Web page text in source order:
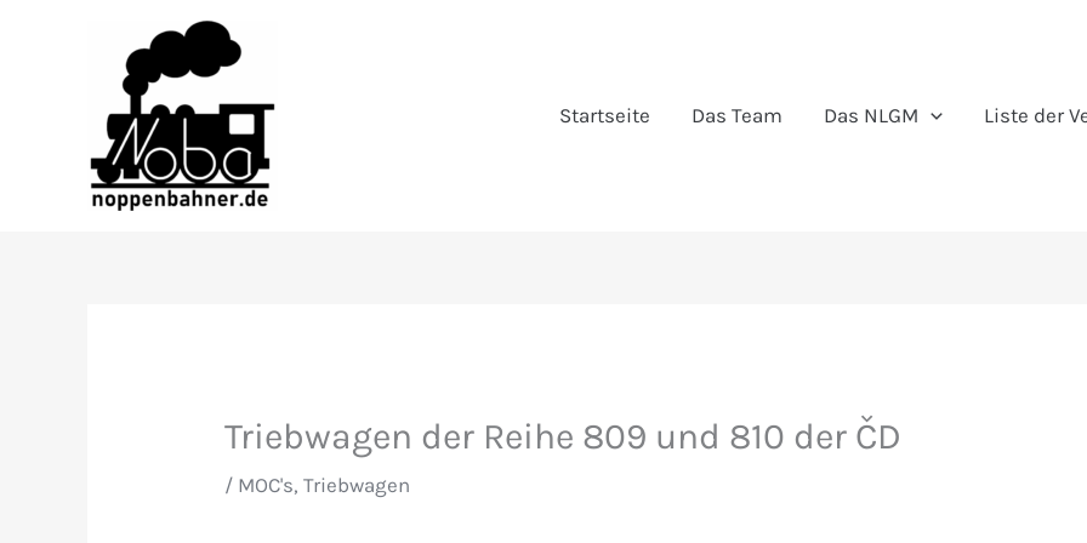
Startseite
Das Team Das NLGM Liste der
Triebwagen der Reihe 809 und 810 der ČD
/ MOC's,Triebwagen